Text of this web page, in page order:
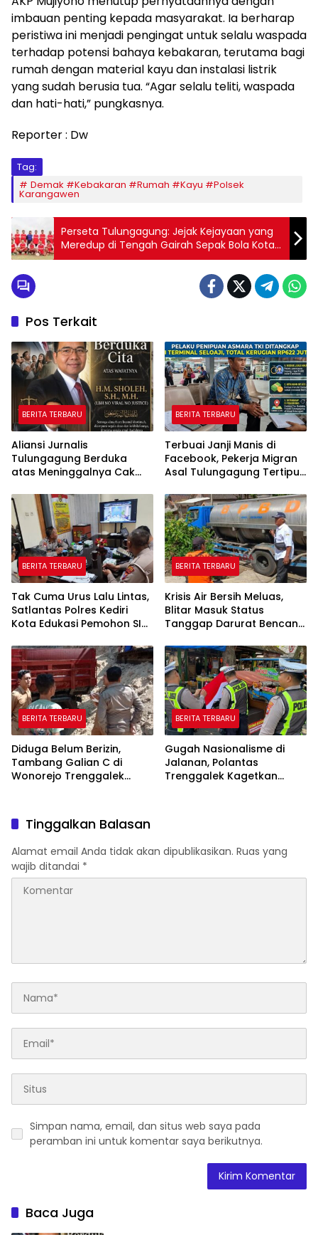
imbauan penting kepada masyarakat. Ia berharap
peristiwa ini menjadi pengingat untuk selalu waspada
terhadap potensi bahaya kebakaran, terutama bagi
rumah dengan material kayu dan instalasi listrik
yang sudah berusia tua. “Agar selalu teliti, waspada
dan hati-hati,” pungkasnya.
Reporter : Dw
Tag:
Demak #Kebakaran #Rumah #Kayu #Polsek
Karangawen
Perseta Tulungagung: Jejak Kejayaan yang
Meredup di Tengah Gairah Sepak Bola Kota
Marmer
Pos Terkait
BERITA TERBARU
Aliansi Jurnalis
Tulungagung Berduka
atas Meninggalnya Cak
“Beliau Pejuang Keadilan
yang Vokal”
BERITA TERBARU
Terbuai Janji Manis di
Facebook, Pekerja Migran
Asal Tulungagung Tertipu
BERITA TERBARU
Tak Cuma Urus Lalu Lintas,
Satlantas Polres Kediri
Kota Edukasi Pemohon SIM
Pelatihan AI
BERITA TERBARU
Krisis Air Bersih Meluas,
Blitar Masuk Status
Tanggap Darurat Bencana
BERITA TERBARU
Diduga Belum Berizin,
Tambang Galian C di
Wonorejo Trenggalek
BERITA TERBARU
Gugah Nasionalisme di
Jalanan, Polantas
Trenggalek Kagetkan
Tinggalkan Balasan
Alamat email Anda tidak akan dipublikasikan. Ruas yang
wajib ditandai *
Simpan nama, email, dan situs web saya pada
peramban ini untuk komentar saya berikutnya.
Baca Juga